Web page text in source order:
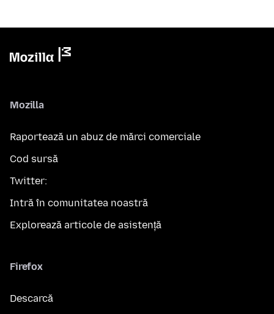
Mozilla
Raportează un abuz de mărci comerciale
Cod sursă
Twitter:
Intră în comunitatea noastră
Explorează articole de asistență
Firefox
Descarcă